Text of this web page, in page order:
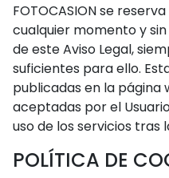
FOTOCASION se
cualquier momento y
de este Aviso Legal,
suficientes para ello.
publicadas en la página
aceptadas por el
uso de los servicios tras
POLÍTICA DE